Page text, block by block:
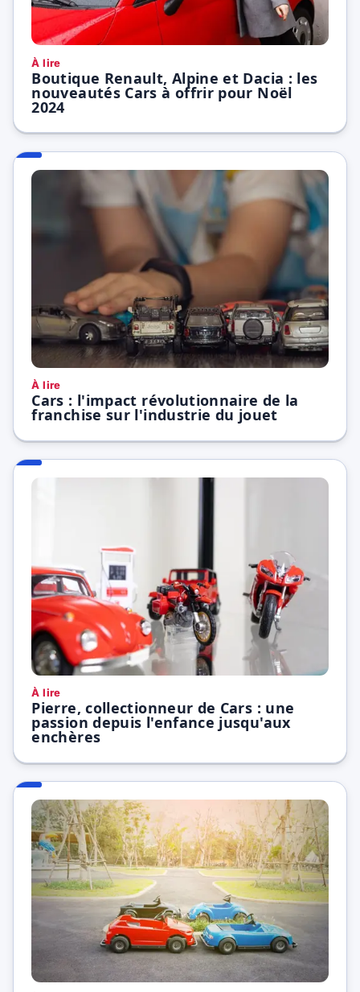
À lire
Boutique Renault, Alpine et Dacia : les
nouveautés Cars à offrir pour Noël
2024
À lire
Cars : l'impact révolutionnaire de la
franchise sur l'industrie du jouet
À lire
Pierre, collectionneur de Cars : une
passion depuis l'enfance jusqu'aux
enchères